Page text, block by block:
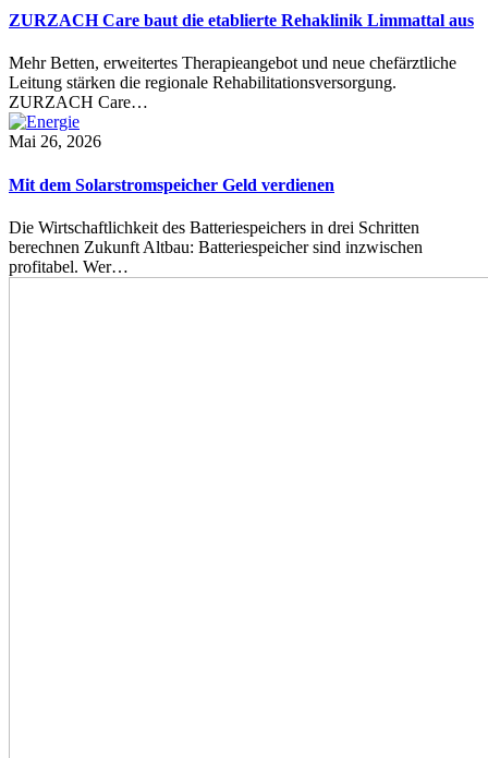
ZURZACH Care baut die etablierte Rehaklinik Limmattal aus
Mehr Betten, erweitertes Therapieangebot und neue chefärztliche
Leitung stärken die regionale Rehabilitationsversorgung.
ZURZACH Care…
Mai 26, 2026
Mit dem Solarstromspeicher Geld verdienen
Die Wirtschaftlichkeit des Batteriespeichers in drei Schritten
berechnen Zukunft Altbau: Batteriespeicher sind inzwischen
profitabel. Wer…